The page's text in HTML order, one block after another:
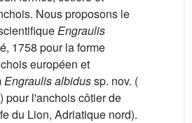
Nous proposons le
Engraulis
1758 pour la forme
européen et
Engraulis albidussp. nov. (
pour l'anchois côtier de
du Lion, Adriatique nord).